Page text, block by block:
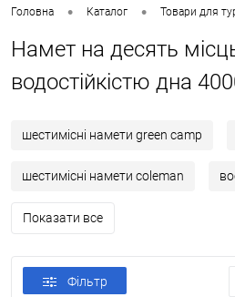
Головна • Каталог • Товари для
Намет на десять
водостійкістю дна
шестимісні намети green camp
шестимісні намети coleman
Показати все
Фільтр